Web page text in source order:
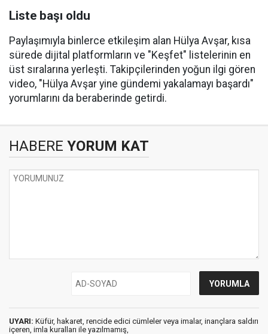
Liste başı oldu
Paylaşımıyla binlerce etkileşim alan Hülya Avşar, kısa
sürede dijital platformların ve "Keşfet" listelerinin en
üst sıralarına yerleşti. Takipçilerinden yoğun ilgi gören
video, "Hülya Avşar yine gündemi yakalamayı başardı"
yorumlarını da beraberinde getirdi.
HABERE YORUM KAT
UYARI: Küfür, hakaret, rencide edici cümleler veya imalar, inançlara saldırı
içeren, imla kuralları ile yazılmamış,